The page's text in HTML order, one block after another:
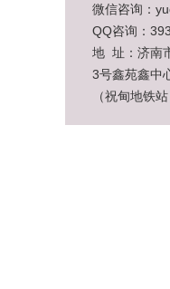
微信咨询：
QQ咨询：
地 址：济南
3号鑫苑鑫中
（祝甸地铁站